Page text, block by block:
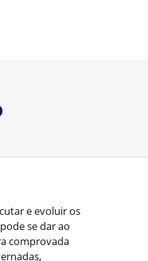
e evoluir os
se dar ao
comprovada